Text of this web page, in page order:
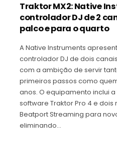
Traktor MX2: Native
controlador DJ de 2
palco e para o quarto
A Native Instruments
controlador DJ de dois
com a ambição de servir
primeiros passos como
anos. O equipamento inclui
software Traktor Pro 4 e
Beatport Streaming para
eliminando…